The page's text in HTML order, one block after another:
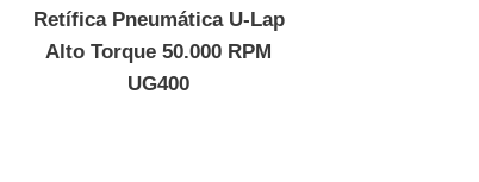
Retífica Pneumática U-Lap
Alto Torque 50.000 RPM
UG400